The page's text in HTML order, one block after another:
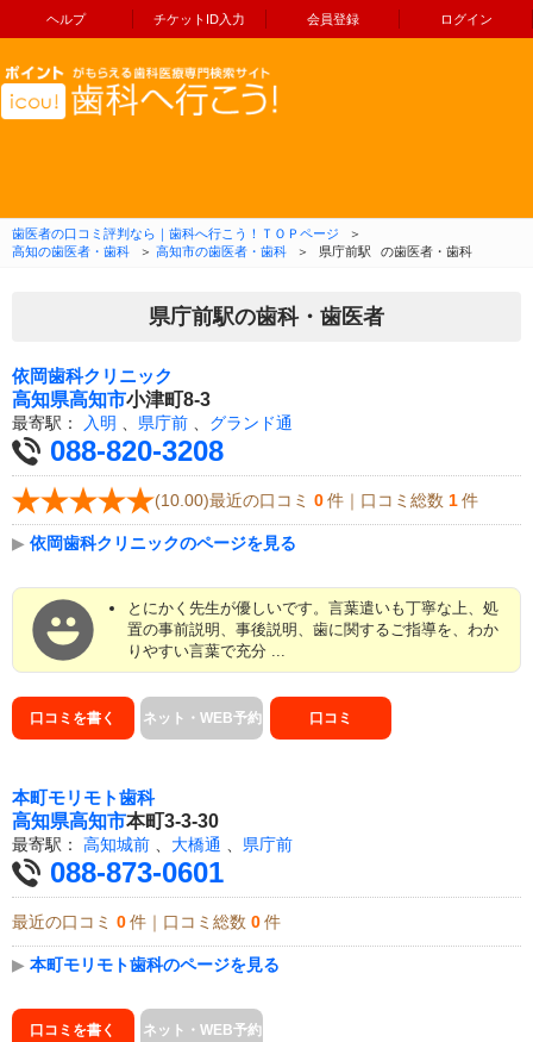
ヘルプ チケットID入力 会員登録 ログイン
コンテンツへ移動
歯医者の口コミ評判なら｜歯科へ行こう！ＴＯＰページ
＞
高知の歯医者・歯科
＞ 高知市の歯医者・歯科 ＞ 県庁前駅 の歯医者・歯科
県庁前駅の歯科・歯医者
依岡歯科クリニック
高知県高知市小津町8-3
最寄駅： 入明 県庁前 グランド通
088-820-3208
(10.00)最近の口コミ 0 件｜口コミ総数 1 件
▶ 依岡歯科クリニックのページを見る
とにかく先生が優しいです。言葉遣いも丁寧な上、処
置の事前説明、事後説明、歯に関するご指導を、わか
りやすい言葉で充分 ...
口コミを書く ネット・WEB予約 口コミ
本町モリモト歯科
高知県高知市本町3-3-30
最寄駅： 高知城前 、 大橋通 、 県庁前
088-873-0601
最近の口コミ 0 件｜口コミ総数 0 件
▶ 本町モリモト歯科のページを見る
口コミを書く ネット・WEB予約